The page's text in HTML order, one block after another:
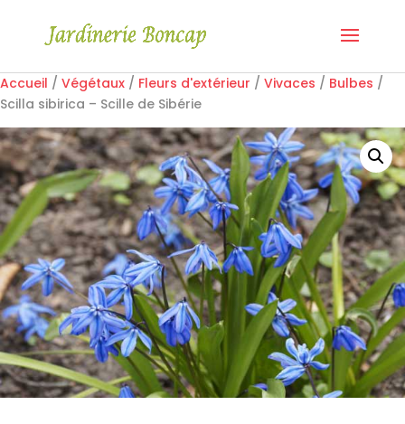
Accueil / Végétaux / Fleurs d'extérieur / Vivaces / Bulbes /
Scilla sibirica – Scille de Sibérie